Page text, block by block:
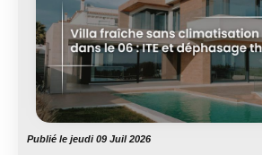
Publié le jeudi 09 Juil 2026